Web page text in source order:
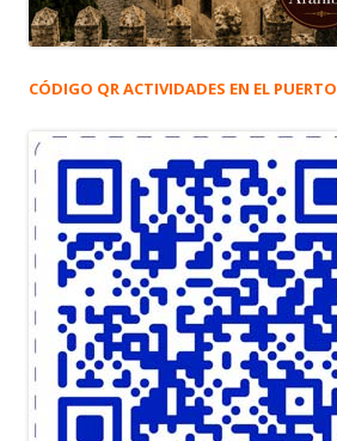
CÓDIGO QR ACTIVIDADES EN EL PUERTO